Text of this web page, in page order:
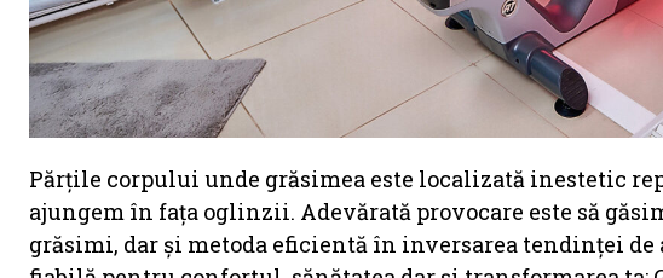
Părțile corpului unde grăsimea este localizată inestetic
ajungem în fața oglinzii. Adevărată provocare este să
grăsimi, dar și metoda eficientă în inversarea tendinței de